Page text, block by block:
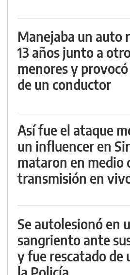
Manejaba un auto
13 años junto a
menores y
de un conductor
Así fue el ataque
un influencer en
mataron en medio
transmisión en
Se autolesionó en
sangriento ante
y fue rescatado de